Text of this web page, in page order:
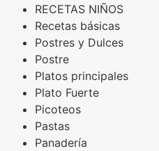
RECETAS NIÑOS
Recetas básicas
Postres y Dulces
Postre
Platos principales
Plato Fuerte
Picoteos
Pastas
Panadería